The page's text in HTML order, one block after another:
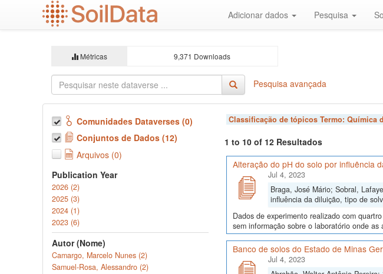
Adicionar dados Pesquisa
Métricas 9,371 Downloads
Pesquisa avançada
Comunidades Dataverses (0)
Conjuntos de Dados (12)
Arquivos (0)
Publication Year
2026 (2)
2025 (3)
2024 (1)
2023 (6)
Autor (Nome)
Camargo, Marcelo Nunes (2)
Samuel-Rosa, Alessandro (2)
Classificação de tópicos Termo: Química
1 to 10 of 12 Resultados
Alteração do pH do solo por influência
Jul 4, 2023
Braga, José Mário; Sobral,
influência da diluição, tipo de
Dados de experimento realizado com
sem informação sobre o laboratório onde
Banco de solos do Estado de Minas
Jul 4, 2023